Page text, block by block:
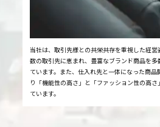
当社は、取引先様との共栄共存を重視した経
数の取引先に恵まれ、豊富なブランド商品を
ています。また、仕入れ先と一体になった商
り「機能性の高さ」と「ファッション性の高
ています。